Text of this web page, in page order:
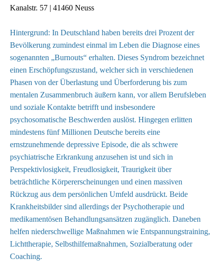
Kanalstr. 57 | 41460 Neuss
Hintergrund: In Deutschland haben bereits drei Prozent der
Bevölkerung zumindest einmal im Leben die Diagnose eines
sogenannten „Burnouts“ erhalten. Dieses Syndrom bezeichnet
einen Erschöpfungszustand, welcher sich in verschiedenen
Phasen von der Überlastung und Überforderung bis zum
mentalen Zusammenbruch äußern kann, vor allem Berufsleben
und soziale Kontakte betrifft und insbesondere
psychosomatische Beschwerden auslöst. Hingegen erlitten
mindestens fünf Millionen Deutsche bereits eine
ernstzunehmende depressive Episode, die als schwere
psychiatrische Erkrankung anzusehen ist und sich in
Perspektivlosigkeit, Freudlosigkeit, Traurigkeit über
beträchtliche Körpererscheinungen und einen massiven
Rückzug aus dem persönlichen Umfeld ausdrückt. Beide
Krankheitsbilder sind allerdings der Psychotherapie und
medikamentösen Behandlungsansätzen zugänglich. Daneben
helfen niederschwellige Maßnahmen wie Entspannungstraining,
Lichttherapie, Selbsthilfemaßnahmen, Sozialberatung oder
Coaching.